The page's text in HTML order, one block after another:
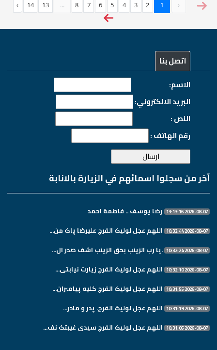
‹
1
2
3
4
5
6
7
8
...
13
14
›
اتصل بنا
الاسم:
البريد الالكتروني:
النص :
رقم الهاتف :
آخر من سجلوا اسمائهم في الزيارة بالانابة
2026-08-07 13:13:16 رضا يوسف .. فاطمة احمد
2026-08-07 10:32:44 اللهم عجل لولیک الفرج علیرضا پاک من...
2026-08-07 10:32:24 .یا رب الزینب بحق الزینب اشف صدر ال...
2026-08-07 10:32:10 اللهم عجل لولیک الفرج زیارت نیابتی...
2026-08-07 10:31:55 اللهم عجل لولیک الفرج کلیه پیامبران...
2026-08-07 10:31:19 اللهم عجل لولیک الفرج. پدر و مادر...
2026-08-07 10:31:05 اللهم عجل لولیک الفرج سیدی غیبتک نف...